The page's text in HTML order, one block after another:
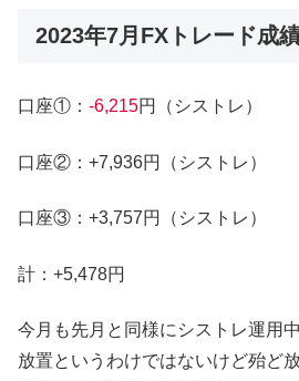
2023年7月FXトレード成
口座①： -6,215円（シストレ）
口座②：+7,936円（シストレ）
口座③：+3,757円（シストレ）
計：+5,478円
今月も先月と同様にシストレ運用
放置というわけではないけど殆